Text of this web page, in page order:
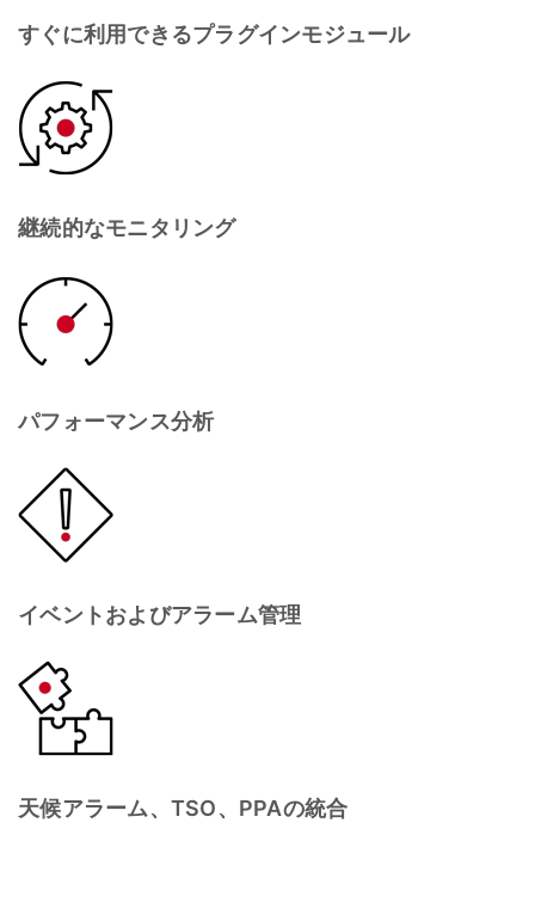
すぐに利用できるプラグインモジュール
継続的なモニタリング
パフォーマンス分析
イベントおよびアラーム管理
天候アラーム、TSO、PPAの統合